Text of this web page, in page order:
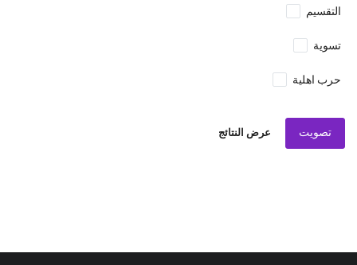
التقسيم
تسوية
حرب اهلية
تصويت عرض النتائج